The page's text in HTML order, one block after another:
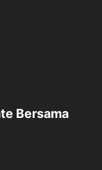
Bersama